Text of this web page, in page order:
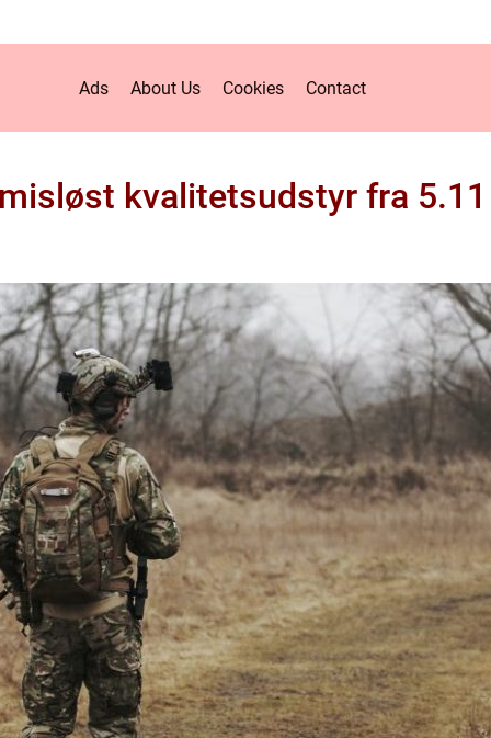
Ads About Us Cookies Contact
kvalitetsudstyr fra